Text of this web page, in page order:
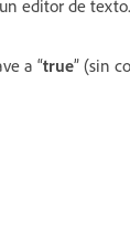
editor de texto.
a “true” (sin